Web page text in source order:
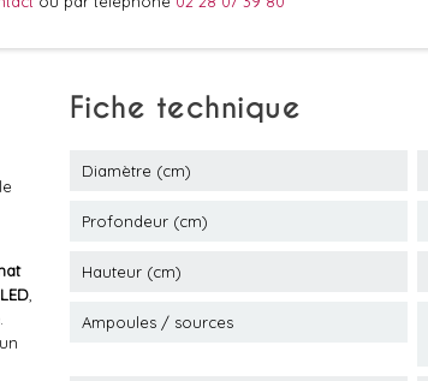
LED
Fiche technique
Diamètre (cm)
Profondeur (cm)
Hauteur (cm)
Ampoules / sources